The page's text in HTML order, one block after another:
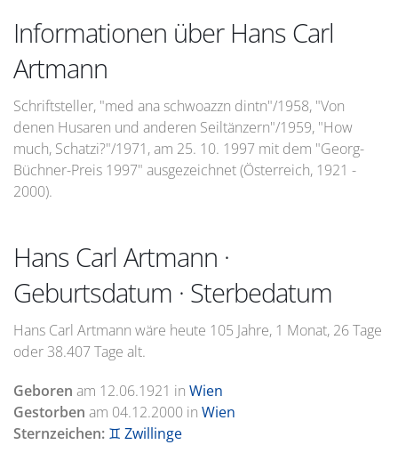
Informationen über Hans Carl
Artmann
Schriftsteller, "med ana schwoazzn dintn"/1958, "Von
denen Husaren und anderen Seiltänzern"/1959, "How
much, Schatzi?"/1971, am 25. 10. 1997 mit dem "Georg-
Büchner-Preis 1997" ausgezeichnet (Österreich, 1921 -
2000).
Hans Carl Artmann ·
Geburtsdatum · Sterbedatum
Hans Carl Artmann wäre heute 105 Jahre, 1 Monat, 26 Tage
oder 38.407 Tage alt.
Geboren am 12.06.1921 in Wien
Gestorben am 04.12.2000 in Wien
Sternzeichen: ♊ Zwillinge